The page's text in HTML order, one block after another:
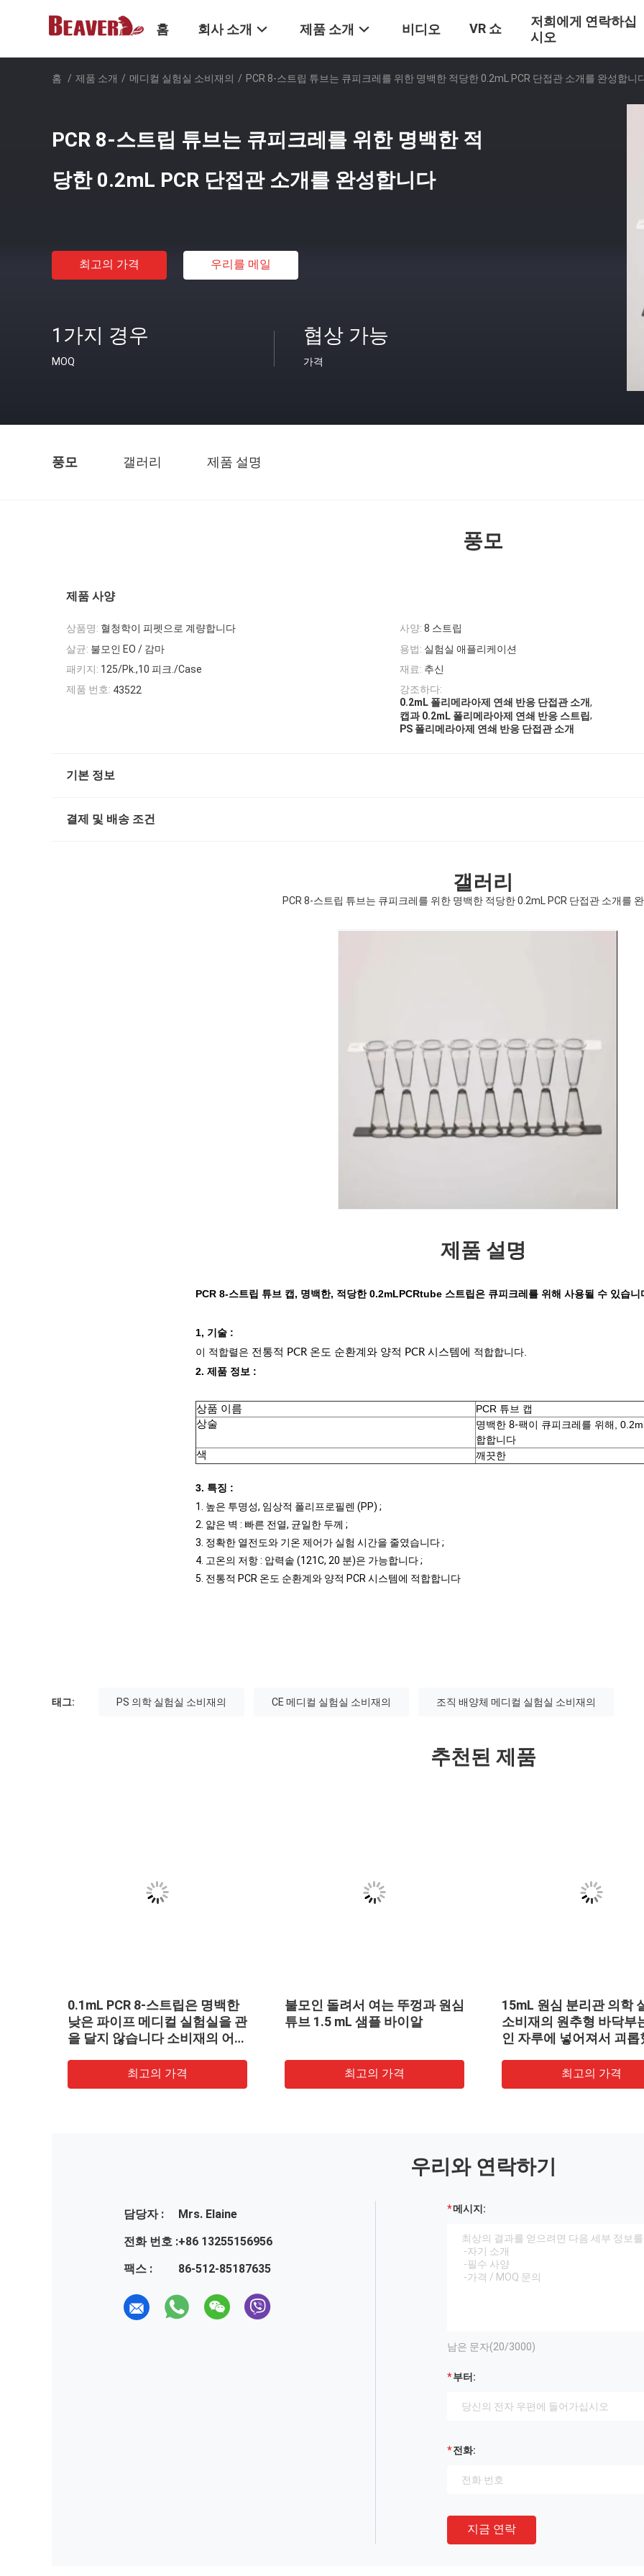
홈 회사 소개 제품 소개 비디오 VR 쇼
저희에게 연락하십
시오
홈 / 제품 소개 / 메디컬 실험실 소비재의 / PCR 8-스트립 튜브는 큐피크레를 위한 명백한 적당한 0.2mL PCR 단접관 소개를 완성합니
PCR 8-스트립 튜브는 큐피크레를 위한 명백한 적
당한 0.2mL PCR 단접관 소개를 완성합니다
최고의 가격 우리를 메일
1가지 경우
MOQ
협상 가능
가격
풍모 갤러리 제품 설명
풍모
제품 사양
상품명: 혈청학이 피펫으로 계량합니다 사양: 8 스트립
살균: 불모인 EO / 감마 용법: 실험실 애플리케이션
패키지: 125/Pk.,10 피크./Case 재료: 추신
제품 번호: 43522
강조하다:
0.2mL 폴리메라아제 연쇄 반응 단접관 소개,
캡과 0.2mL 폴리메라아제 연쇄 반응 스트립,
PS 폴리메라아제 연쇄 반응 단접관 소개
기본 정보
결제 및 배송 조건
갤러리
PCR 8-스트립 튜브는 큐피크레를 위한 명백한 적당한 0.2mL PCR 단접관 소개를
제품 설명
PCR 8-스트립 튜브 캡, 명백한, 적당한 0.2mLPCRtube 스트립은 큐피크레를 위해 사용될 수 있습니
1, 기술 :
이 적합렬은 전통적 PCR 온도 순환계와 양적 PCR 시스템에
적합합니다.
2. 제품 정보 :
상품 이름 PCR 튜브 캡
상술 명백한 8-팩이 큐피크레를 위해,
합합니다
색 깨끗한
3. 특징 :
1. 높은 투명성, 임상적 폴리프로필렌 (PP) ;
2. 얇은 벽 : 빠른 전열, 균일한 두께 ;
3. 정확한 열전도와 기온 제어가 실험 시간을 줄였습니다 ;
4. 고온의 저항 : 압력솥 (121C, 20 분)은 가능합니다 ;
5. 전통적 PCR 온도 순환계와 양적 PCR 시스템에 적합합니다
태그: PS 의학 실험실 소비재의 CE 메디컬 실험실 소비재의 조직 배양체 메디컬 실험실 소비재의
추천된 제품
스트립은 명백한
메디컬 실험실을 관
니다 소비재의 어떤
불모인 돌려서 여는 뚜껑과 원심
튜브 1.5 mL 샘플 바이알
15mL 원심 분리관 의학 실험실
소비재의 원추형 바닥부는 불모
인 자루에 넣어져서 괴롭혔습니
원추형 최
은 불모인
혔습니다
우리와 연락하기
담당자 :
Mrs. Elaine
전화 번호 :+86 13255156956
팩스 :
86-512-85187635
메시지:
남은 문자(20/3000)
부터:
전화:
지금 연락